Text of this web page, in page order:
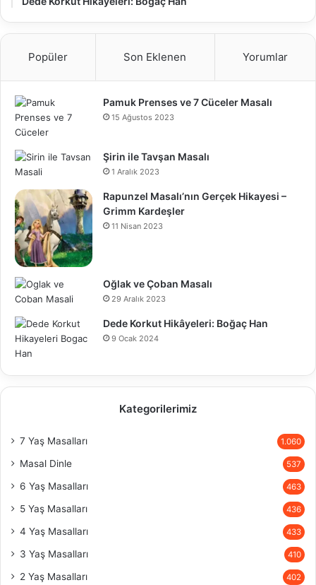
Popüler Son Eklenen Yorumlar
Pamuk Prenses ve 7 Cüceler Masalı
15 Ağustos 2023
Şirin ile Tavşan Masalı
1 Aralık 2023
Rapunzel Masalı’nın Gerçek Hikayesi –
Grimm Kardeşler
11 Nisan 2023
Oğlak ve Çoban Masalı
29 Aralık 2023
Dede Korkut Hikâyeleri: Boğaç Han
9 Ocak 2024
Kategorilerimiz
7 Yaş Masalları 1.060
Masal Dinle 537
6 Yaş Masalları 463
5 Yaş Masalları 436
4 Yaş Masalları 433
3 Yaş Masalları 410
2 Yaş Masalları 402